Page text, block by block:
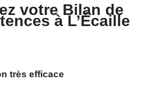
votre Bilan de
à L’Écaille
très efficace